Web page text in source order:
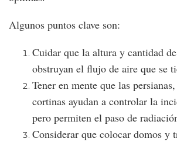
Algunos puntos clave son:
Cuidar que la altura y cantidad
obstruyan el flujo de aire que se
Tener en mente que las persianas,
cortinas ayudan a controlar la
pero permiten el paso de
Considerar que colocar domos y